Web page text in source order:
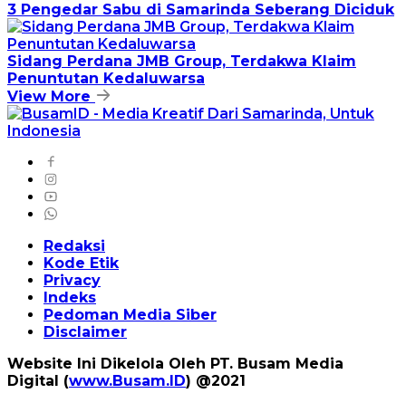
3 Pengedar Sabu di Samarinda Seberang Diciduk
Sidang Perdana JMB Group, Terdakwa Klaim
Penuntutan Kedaluwarsa
View More
Redaksi
Kode Etik
Privacy
Indeks
Pedoman Media Siber
Disclaimer
Website Ini Dikelola Oleh PT. Busam Media
Digital (www.Busam.ID) @2021